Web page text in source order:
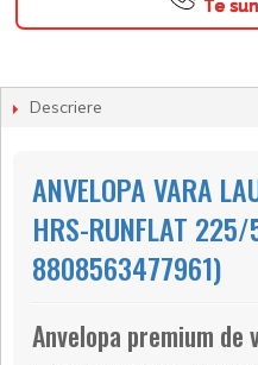
Te
Descriere
ANVELOPA VARA
HRS-RUNFLAT
8808563477961)
Anvelopa premium de